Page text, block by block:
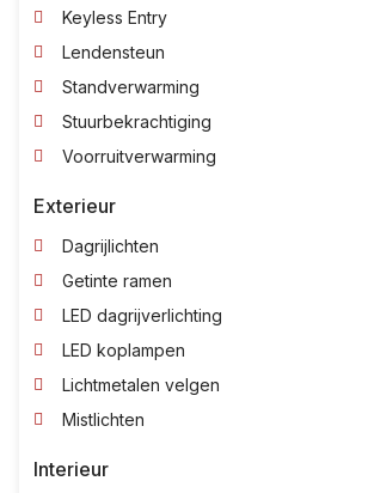
Keyless Entry
Lendensteun
Standverwarming
Stuurbekrachtiging
Voorruitverwarming
Exterieur
Dagrijlichten
Getinte ramen
LED dagrijverlichting
LED koplampen
Lichtmetalen velgen
Mistlichten
Interieur